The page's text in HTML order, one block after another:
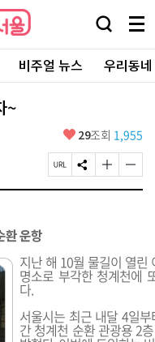
검
창
열
기
메
뉴
전
체
보
비주얼 뉴스 우리동
~
좋
요
29조회 1,955
페
이
복
사
S
N
기
글
자
변
경
하
글
자
변
경
하
환 운항
지난 해 10월 물길이 열린
명소로 부각한 청계천에
다.
서울시는 최근 내달 4일
간 청계천 순환 관광용 2